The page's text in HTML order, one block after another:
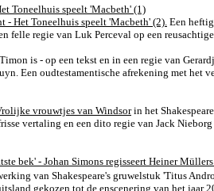
Toneelhuis speelt 'Macbeth' (1)
- Het Toneelhuis speelt 'Macbeth' (2). Een
felle regie van Luk Perceval op een
Timon is - op een tekst en in een regie van
Een oudtestamentische afrekening met het
vrouwtjes van Windsorin het
vertaling en een dito regie van Jack
bek' - Johan Simons regisseert Heiner
van Shakespeare's gruwelstuk 'Titus
gekozen tot de enscenering van het jaar